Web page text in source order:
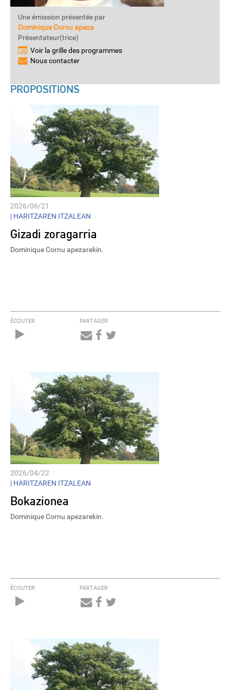
Une émission présentée par
Dominique Cornu apeza
Présentateur(trice)
Voir la grille des programmes
Nous contacter
PROPOSITIONS
2026/06/21
| HARITZAREN ITZALEAN
Gizadi zoragarria
Dominique Cornu apezarekin.
ÉCOUTER PARTAGER
2026/04/22
| HARITZAREN ITZALEAN
Bokazionea
Dominique Cornu apezarekin.
ÉCOUTER PARTAGER